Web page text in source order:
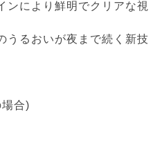
ンにより鮮明でクリアな視
うるおいが夜まで続く新技
合)